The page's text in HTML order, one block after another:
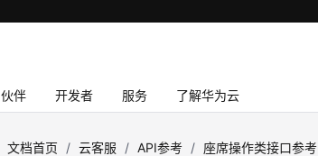
伙伴 开发者 服务 了解华为云
文档首页 / 云客服 / API参考 / 座席操作类接口参考